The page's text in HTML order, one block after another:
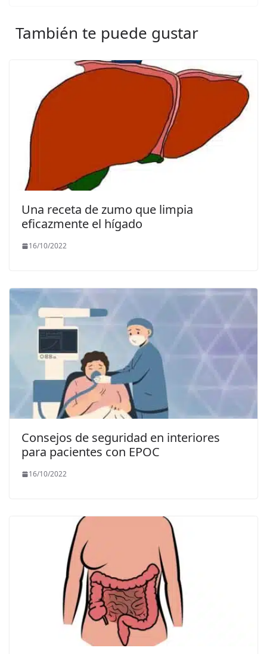
También te puede gustar
Una receta de zumo que limpia
eficazmente el hígado
16/10/2022
Consejos de seguridad en interiores
para pacientes con EPOC
16/10/2022